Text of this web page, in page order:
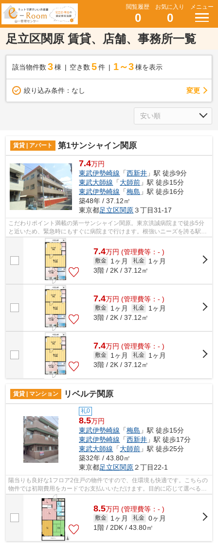
閲覧履歴
0
お気に入り
0
メニュー
足立区関原 賃貸、店舗、事務所一覧
該当物件数 3棟 空き数 5 件 1～3 棟を表示
絞り込み条件： なし 変更
賃貸 | アパート 第1サンシャイン関原
7.4万円
東武伊勢崎線 「西新井 」駅 徒歩9分
東武大師線 「大師前 」駅 徒歩15分
東武伊勢崎線 「梅島 」駅 徒歩16分
築48年 / 37.12㎡
東京都足立区関原３丁目31-17
こだわりポイント満載の第一サンシャイン関原。東京洪誠病院まで徒歩5分
と近いため、緊急時にもすぐに病院まで行けます。根強いニーズを誇る駅近
の物件となり、徒歩9分に駅があります...
7.4万円 (管理費等：- )
敷金 1ヶ月 礼金
1ヶ月
3階 / 2K / 37.12㎡
7.4万円 (管理費等：- )
敷金 1ヶ月 礼金
1ヶ月
3階 / 2K / 37.12㎡
7.4万円 (管理費等：- )
敷金 1ヶ月 礼金
1ヶ月
3階 / 2K / 37.12㎡
賃貸 | マンション リベルテ関原
礼0
8.5万円
東武伊勢崎線 「梅島 」駅 徒歩15分
東武伊勢崎線 「西新井 」駅 徒歩17分
東武大師線 「大師前 」駅 徒歩25分
築32年 / 43.80㎡
東京都足立区関原２丁目22-1
陽当りも良好な1フロア2住戸の物件ですので、住環境も快適です。こちらの
物件では初期費用をカードでお支払いいただけます。目的に応じて選べる2
駅利用可能な物件です。この物件は、駅...
8.5万円 (管理費等：- )
敷金 1ヶ月 礼金 0ヶ月
1階 / 2DK / 43.80㎡